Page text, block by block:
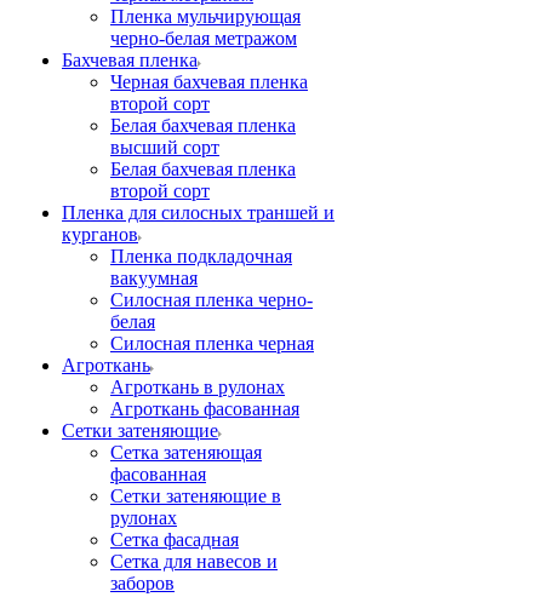
Пленка мульчирующая
черно-белая метражом
Бахчевая пленка
Черная бахчевая пленка
второй сорт
Белая бахчевая пленка
высший сорт
Белая бахчевая пленка
второй сорт
Пленка для силосных траншей и
курганов
Пленка подкладочная
вакуумная
Силосная пленка черно-
белая
Силосная пленка черная
Агроткань
Агроткань в рулонах
Агроткань фасованная
Сетки затеняющие
Сетка затеняющая
фасованная
Сетки затеняющие в
рулонах
Сетка фасадная
Сетка для навесов и
заборов